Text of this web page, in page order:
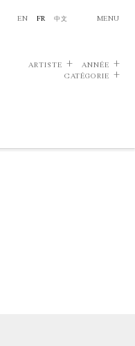
EN FR 中文 MENU
ARTISTE
ANNÉE
CATÉGORIE